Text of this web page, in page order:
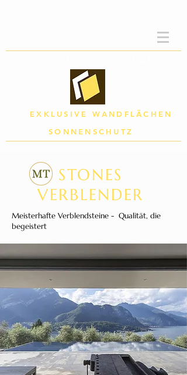
EXKLUSIVE WANDFLÄCHEN
SONNENSCHUTZ
STONES
VERBLENDER
Meisterhafte Verblendsteine - Qualität, die
begeistert